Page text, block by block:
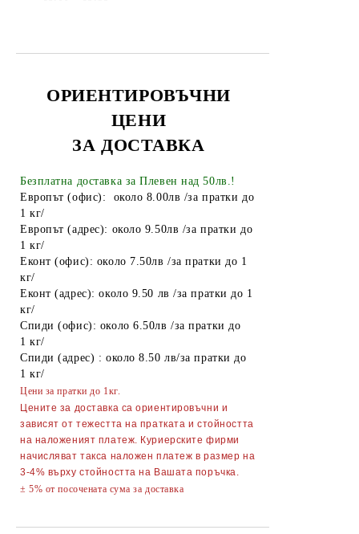
Точило за ножове и ножици
Парти Артикули торти тържества
украса
Гребени
Четки за коса
Ролки за коса
Фиби, шноли, ластици
ОГЛЕДАЛА
ПИНСЕТИ
МИГЛОИЗВИВАЧКИ
НЕСЕСЕРИ
ТЕЛЕФОНИ GSM
ПОРТМОНЕТА
ОРИЕНТИРОВЪЧНИ
ЦЕНИ
ЗА ДОСТАВКА
Безплатна доставка за Плевен над 50лв.!
Европът (офис): около 8.00лв /за пратки до
1 кг/
Европът (адрес): около 9.50лв /за пратки до
1 кг/
Еконт (офис): около 7.50лв /за пратки до 1
кг/
Еконт (адрес): около 9.50 лв /за пратки до 1
кг/
Спиди (офис): около 6.50лв /за пратки до
1 кг/
Спиди (адрес) : около 8.50 лв/за пратки до
1 кг/
Цени за пратки до 1кг.
Цените за доставка са ориентировъчни и
зависят от тежестта на пратката и стойността
на наложеният платеж. Куриерските фирми
начисляват такса наложен платеж в размер на
3-4% върху стойността на Вашата поръчка.
± 5% от посочената сума за доставка